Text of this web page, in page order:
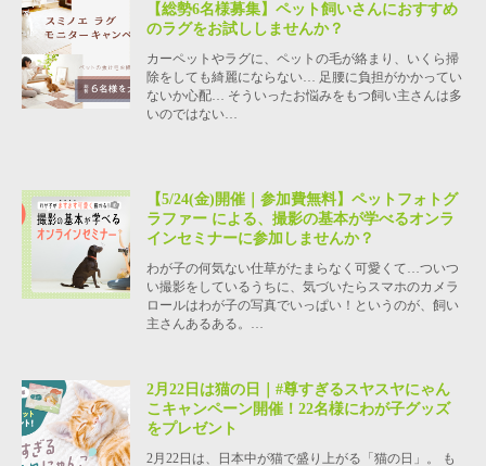
【総勢6名様募集】ペット飼いさんにおすすめ
のラグをお試ししませんか？
カーペットやラグに、ペットの毛が絡まり、いくら掃
除をしても綺麗にならない… 足腰に負担がかかってい
ないか心配… そういったお悩みをもつ飼い主さんは多
いのではない…
【5/24(金)開催｜参加費無料】ペットフォトグ
ラファー による、撮影の基本が学べるオンラ
インセミナーに参加しませんか？
わが子の何気ない仕草がたまらなく可愛くて…ついつ
い撮影をしているうちに、気づいたらスマホのカメラ
ロールはわが子の写真でいっぱい！というのが、飼い
主さんあるある。…
2月22日は猫の日｜#尊すぎるスヤスヤにゃん
こキャンペーン開催！22名様にわが子グッズ
をプレゼント
2月22日は、日本中が猫で盛り上がる「猫の日」。 も